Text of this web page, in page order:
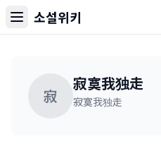
소설위키
寂
寂寞我独走
寂寞我独走